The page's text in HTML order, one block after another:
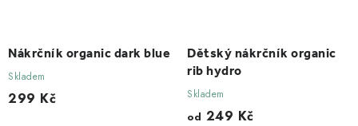
Nákrčník organic dark blue
Skladem
299 Kč
Dětský nákrčník organic
rib hydro
Skladem
od 249 Kč